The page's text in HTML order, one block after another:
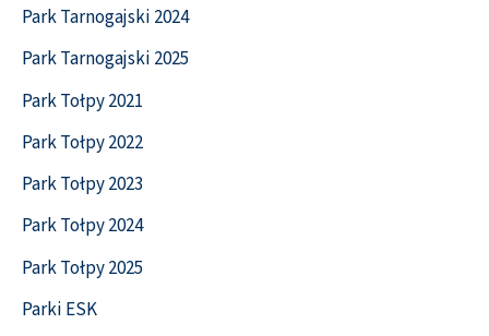
Park Tarnogajski 2024
Park Tarnogajski 2025
Park Tołpy 2021
Park Tołpy 2022
Park Tołpy 2023
Park Tołpy 2024
Park Tołpy 2025
Parki ESK